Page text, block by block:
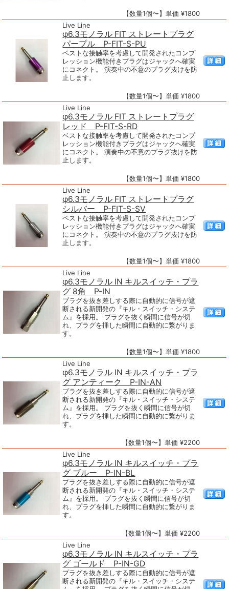
【数量1個〜】単価 ¥1800
Live Line
φ6.3モノラル FIT ストレートプラグ
パープル P-FIT-S-PU
ベストな接触率を考慮して開発されたコンプ
レッション機能付きプラグはジャックへ確実
にコネクト。 演奏中の不意のプラグ抜けを防
止します。
【数量1個〜】単価 ¥1800
Live Line
φ6.3モノラル FIT ストレートプラグ
レッド P-FIT-S-RD
ベストな接触率を考慮して開発されたコンプ
レッション機能付きプラグはジャックへ確実
にコネクト。 演奏中の不意のプラグ抜けを防
止します。
【数量1個〜】単価 ¥1800
Live Line
φ6.3モノラル FIT ストレートプラグ
シルバー P-FIT-S-SV
ベストな接触率を考慮して開発されたコンプ
レッション機能付きプラグはジャックへ確実
にコネクト。 演奏中の不意のプラグ抜けを防
止します。
【数量1個〜】単価 ¥1800
Live Line
φ6.3モノラル IN キルスイッチ・プラ
グ 8角 P-IN
プラグを抜き差しする際に自動的に信号が遮
断される新開発の『キル・スイッチ・システ
ム』を採用。 プラグを抜く瞬間に信号が切
れ、プラグを挿した瞬間に自動的に繋がりま
す。
【数量1個〜】単価 ¥1800
Live Line
φ6.3モノラル IN キルスイッチ・プラ
グ アンティーク P-IN-AN
プラグを抜き差しする際に自動的に信号が遮
断される新開発の『キル・スイッチ・システ
ム』を採用。 プラグを抜く瞬間に信号が切
れ、プラグを挿した瞬間に自動的に繋がりま
す。
【数量1個〜】単価 ¥2200
Live Line
φ6.3モノラル IN キルスイッチ・プラ
グ ブルー P-IN-BL
プラグを抜き差しする際に自動的に信号が遮
断される新開発の『キル・スイッチ・システ
ム』を採用。 プラグを抜く瞬間に信号が切
れ、プラグを挿した瞬間に自動的に繋がりま
す。
【数量1個〜】単価 ¥2200
Live Line
φ6.3モノラル IN キルスイッチ・プラ
グ ゴールド P-IN-GD
プラグを抜き差しする際に自動的に信号が遮
断される新開発の『キル・スイッチ・システ